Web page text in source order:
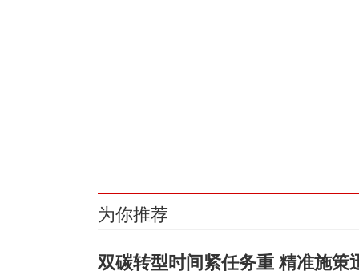
为你推荐
双碳转型时间紧任务重 精准施策